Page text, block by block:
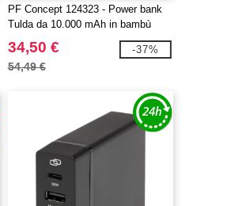
PF Concept 124323 - Power bank
Tulda da 10.000 mAh in bambù
34,50 €
54,49 €
-37%